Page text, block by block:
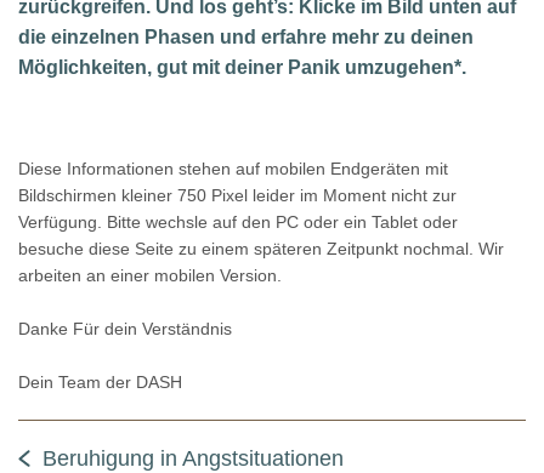
zurückgreifen. Und los geht’s: Klicke im Bild unten auf
die einzelnen Phasen und erfahre mehr zu deinen
Möglichkeiten, gut mit deiner Panik umzugehen*.
Diese Informationen stehen auf mobilen Endgeräten mit
Bildschirmen kleiner 750 Pixel leider im Moment nicht zur
Verfügung. Bitte wechsle auf den PC oder ein Tablet oder
besuche diese Seite zu einem späteren Zeitpunkt nochmal. Wir
arbeiten an einer mobilen Version.
Danke Für dein Verständnis
Dein Team der DASH
Beruhigung in Angstsituationen